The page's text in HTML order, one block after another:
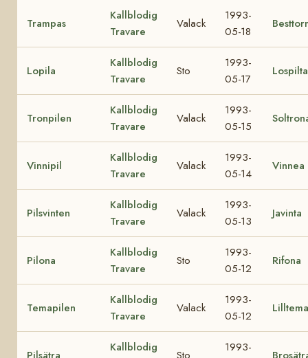
Trampas
Kallblodig
Travare
Valack
1993-
05-18
Lopila
Kallblodig
Travare
Sto
1993-
05-17
Lospilta
Tronpilen
Kallblodig
Travare
Valack
1993-
05-15
Vinnipil
Kallblodig
Travare
Valack
1993-
05-14
Vinnea
Pilsvinten
Kallblodig
Travare
Valack
1993-
05-13
Javinta
Pilona
Kallblodig
Travare
Sto
1993-
05-12
Rifona
Temapilen
Kallblodig
Travare
Valack
1993-
05-12
Lilltema
Pilsätra
Kallblodig
Sto
1993-